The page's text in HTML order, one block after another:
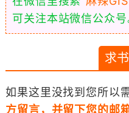
可关注本站微信公众号
求
如果这里没找到您所以
方留言，并留下您的邮